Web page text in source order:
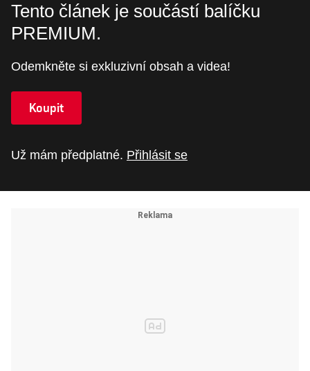
Tento článek je součástí balíčku
PREMIUM.
Odemkněte si exkluzivní obsah a videa!
Koupit
Už mám předplatné. Přihlásit se